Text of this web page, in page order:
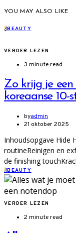
YOU MAY ALSO LIKE
BBEAUTY
VERDER LEZEN
3 minute read
Zo krijg je
koreaanse 10-
byadmin
21 oktober 2025
Inhoudsopgave Hide
routineReinigen en
de finishing
BBEAUTY
VERDER LEZEN
2 minute read